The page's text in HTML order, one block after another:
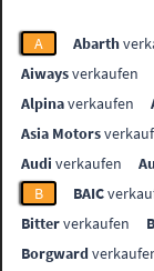
A Abarth
Aiwaysverkaufen
Alpinaverkaufen
Asia Motors
Audi verkaufen
B
BAIC
Bitterverkaufen
Borgward